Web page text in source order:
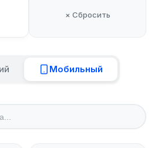
× Сбросить
Мобильный